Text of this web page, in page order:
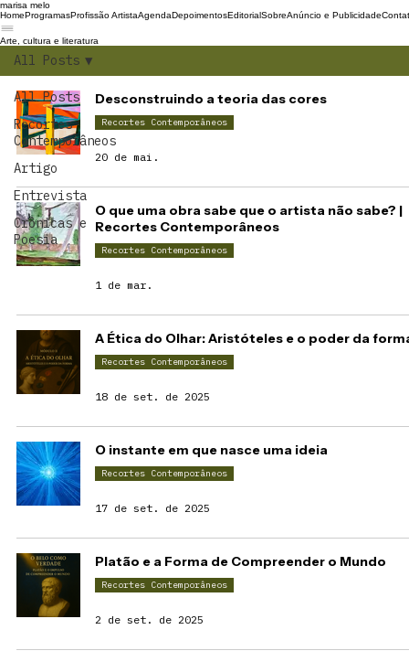
marisa melo
HomeProgramasProfissão ArtistaAgendaDepoimentosEditorialSobreAnúncio e Publicidade
Arte, cultura e literatura
All Posts
Recortes
Contemporâneos
Artigo
Entrevista
Crônicas e
Poesia
All Posts
Desconstruindo a teoria das cores
Recortes Contemporâneos
20 de mai.
O que uma obra sabe que o artista não sabe? |
Recortes Contemporâneos
Recortes Contemporâneos
1 de mar.
A Ética do Olhar: Aristóteles e o poder da
Recortes Contemporâneos
18 de set. de 2025
O instante em que nasce uma ideia
Recortes Contemporâneos
17 de set. de 2025
Platão e a Forma de Compreender o Mundo
Recortes Contemporâneos
2 de set. de 2025